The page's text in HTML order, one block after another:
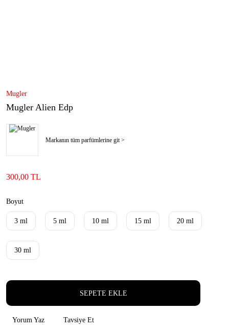
Mugler
Mugler Alien Edp
Markanın tüm parfümlerine git >
300,00 TL
Boyut
3 ml 5 ml 10 ml 15 ml 20 ml
30 ml
SEPETE EKLE
Yorum Yaz Tavsiye Et